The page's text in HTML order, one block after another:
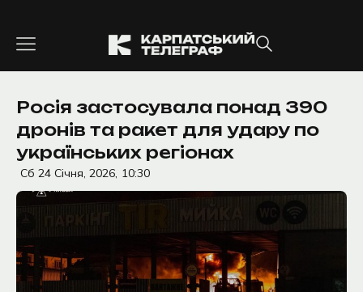
вмісту
Росія застосувала понад 390
дронів та ракет для удару по
українських регіонах
Сб 24 Січня, 2026, 10:30